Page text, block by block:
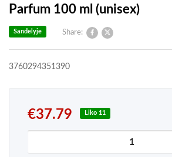
Parfum 100 ml (unisex)
Share:
Sandelyje
3760294351390
€37.79 Liko 11
produkto kiekis: The Woods